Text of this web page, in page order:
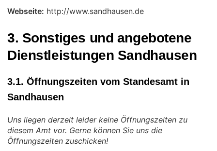
Webseite: http://www.sandhausen.de
3. Sonstiges und angebotene
Dienstleistungen Sandhausen
3.1. Öffnungszeiten vom Standesamt in
Sandhausen
Uns liegen derzeit leider keine Öffnungszeiten zu
diesem Amt vor. Gerne können Sie uns die
Öffnungszeiten zuschicken!